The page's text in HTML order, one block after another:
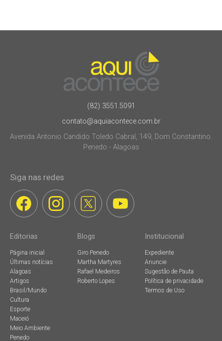
(82) 3551.5091
contato@aquiacontece.com.br
Avenida Antonio Candido Toledo Cabral, 149, Dom Constantino.
Penedo - Alagoas
Siga nas redes
Editorias
Página inicial
Últimas notícias
Alagoas
Artigos
Brasil/Mundo
Cultura
Esporte
Maceió
Meio Ambiente
Penedo
Blogs
Giro Penedo
Martha Martyres
Rafael Medeiros
Roberto Lopes
Institucional
Expediente
Anuncie
Sugestão de Pauta
Política de privacidade
Termos de Uso